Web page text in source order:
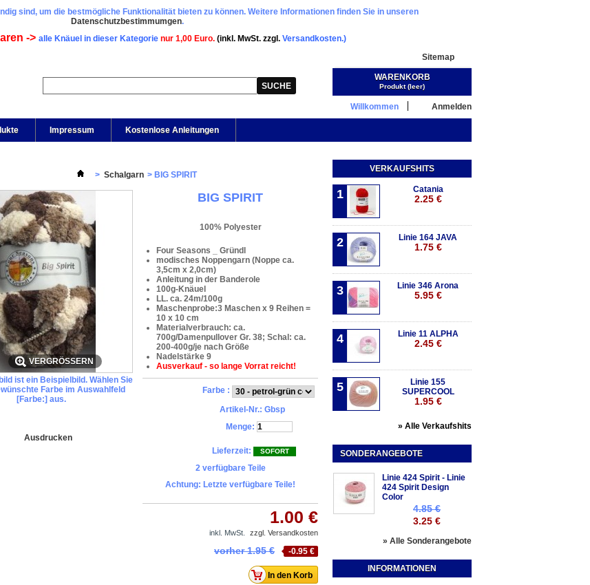
sind, um die bestmögliche Funktionalität bieten zu können. Weitere Informationen finden Sie in unseren
Datenschutzbestimmumgen.
-> alle Knäuel in dieser Kategorie nur 1,00 Euro. (inkl. MwSt. zzgl. Versandkosten.)
Sitemap
Warenkorb:(Leer)
Willkommen Anmelden
Impressum Kostenlose Anleitungen
WARENKORB
Produkt (leer)
> Schalgarn > BIG SPIRIT
VERGRÖSSERN
ist ein Beispielbild. Wählen Sie
Farbe im Auswahlfeld
[Farbe:] aus.
Ausdrucken
BIG SPIRIT
100% Polyester
Four Seasons _ Gründl
modisches Noppengarn (Noppe ca.
3,5cm x 2,0cm)
Anleitung in der Banderole
100g-Knäuel
LL. ca. 24m/100g
Maschenprobe:3 Maschen x 9 Reihen =
10 x 10 cm
Materialverbrauch: ca.
700g/Damenpullover Gr. 38; Schal: ca.
200-400g/je nach Größe
Nadelstärke 9
Ausverkauf - so lange Vorrat reicht!
Farbe :
Artikel-Nr.: Gbsp
Menge:
Lieferzeit: SOFORT
2 verfügbare Teile
Achtung: Letzte verfügbare Teile!
1.00 €
inkl. MwSt. zzgl. Versandkosten
-0.95 €
vorher 1.95 €
VERKAUFSHITS
1 Catania
2.25 €
2 Linie 164 JAVA
1.75 €
3 Linie 346 Arona
5.95 €
4 Linie 11 ALPHA
2.45 €
5
Linie 155
SUPERCOOL
1.95 €
» Alle Verkaufshits
SONDERANGEBOTE
Linie 424 Spirit - Linie
424 Spirit Design
Color
4.85 €
3.25 €
» Alle Sonderangebote
INFORMATIONEN